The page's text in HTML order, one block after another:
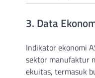
3. Data
Indikator ekonomi
sektor manufaktur
ekuitas, termasuk